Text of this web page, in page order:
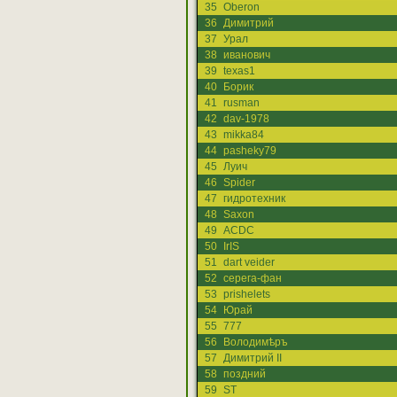
35 Oberon
36 Димитрий
37 Урал
38 иванович
39 texas1
40
Борик
41 rusman
42 dav-1978
43 mikka84
44 pasheky79
45 Луич
46 Spider
47 гидротехник
48 Saxon
49 ACDC
50
IrIS
51 dart veider
52 серега-фан
53 prishelets
54
Юрай
55 777
56
Володимѣръ
57 Димитрий II
58 поздний
59 ST